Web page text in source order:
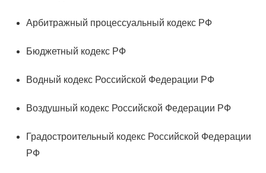
Арбитражный процессуальный кодекс РФ
Бюджетный кодекс РФ
Водный кодекс Российской Федерации РФ
Воздушный кодекс Российской Федерации РФ
Градостроительный кодекс Российской Федерации
РФ